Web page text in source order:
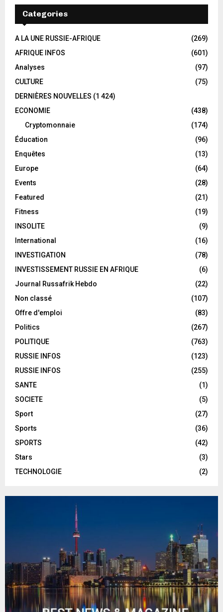
Categories
A LA UNE RUSSIE-AFRIQUE
(269)
AFRIQUE INFOS
(601)
Analyses
(97)
CULTURE
(75)
DERNIÈRES NOUVELLES (1 424)
ECONOMIE
(438)
Cryptomonnaie
(174)
Éducation
(96)
Enquêtes
(13)
Europe
(64)
Events
(28)
Featured
(21)
Fitness
(19)
INSOLITE
(9)
International
(16)
INVESTIGATION
(78)
INVESTISSEMENT RUSSIE EN AFRIQUE
(6)
Journal Russafrik Hebdo
(22)
Non classé
(107)
Offre d'emploi
(83)
Politics
(267)
POLITIQUE
(763)
RUSSIE INFOS
(123)
RUSSIE INFOS
(255)
SANTE
(1)
SOCIETE
(5)
Sport
(27)
Sports
(36)
SPORTS
(42)
Stars
(3)
TECHNOLOGIE
(2)